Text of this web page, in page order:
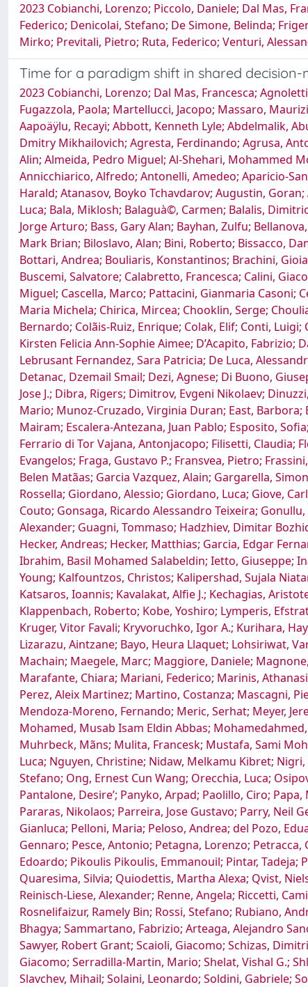
2023 Cobianchi, Lorenzo; Piccolo, Daniele; Dal Mas,
Federico; Denicolai, Stefano; De Simone, Belinda;
Mirko; Previtali, Pietro; Ruta, Federico; Venturi,
Time for a paradigm shift in shared
2023 Cobianchi, Lorenzo; Dal Mas, Francesca; Agnoletti, Vanni; Ansaloni, Luca; Biffl, Walter; Butturini, Giovanni; Campostrini, Stefano; Catena, Fausto; Denicolai, Stefano; Fugazzola, Paola; Martellucci, Jacopo; Massaro, Maurizio; Previtali, Pietro; Ruta, Federico; Venturi, Alessandro; Woltz, Sarah; Kaafarani, Haytham M.; Loftus, Tyler J.; Aapoäÿlu, Recayi; Abbott, Kenneth Lyle; Abdelmalik, Abubaker; Abebe, Nebyou Seyoum; Abu-Zidan, Fikri; Adam, Yousif Abdallah Yousif; Adamou, Harissou; Adamovich, Dmitry Mikhailovich; Agresta, Ferdinando; Agrusa, Antonino; Akin, Emrah; Alessiani, Mario; Alexandrino, Henrique; Bidoli, Chiara; Ali, Syed Muhammad; Mihai, Vasilescu Alin; Almeida, Pedro Miguel; Al-Shehari, Mohammed Mohammed; Altomare, Michele; Amico, Francesco; Ammendola, Michele; Andreuccetti, Jacopo; Anestiadou, Elissavet; Annicchiarico, Alfredo; Antonelli, Amedeo; Aparicio-Sanchez, Daniel; Ardito, Antonella; Argenio, Giulio; Arvieux, Catherine Claude; Arvieux, Catherine; Askevold, Ingolf Harald; Atanasov, Boyko Tchavdarov; Augustin, Goran; Awad, Selmy Sabry; Bacchiocchi, Giulia; Bagnoli, Carlo; Bahouth, Hany; Baili, Efstratia; Bains, Lovenish; Baiocchi, Gian Luca; Bala, Miklosh; Balaguà©, Carmen; Balalis, Dimitrios; Baldini, Edoardo; Baraket, Oussama; Baral, Suman; Barone, Mirko; Gonzãlez Barranquero, Alberto; Barreras, Jorge Arturo; Bass, Gary Alan; Bayhan, Zulfu; Bellanova, Giovanni; Ben-Ishay, Offir; Bert, Fabrizio; Bianchi, Valentina; Biancuzzi, Helena; Radulescu, Raluca Bievel; Bignell, Mark Brian; Biloslavo, Alan; Bini, Roberto; Bissacco, Daniele; Boati, Paoll; Boddaert, Guillaume; Bogdanic, Branko; Bombardini, Cristina; Bonavina, Luigi; Bonomo, Luca; Bottari, Andrea; Bouliaris, Konstantinos; Brachini, Gioia; Brillantino, Antonio; Brisinda, Giuseppe; Bulanauca, Maloni Mamada; Buonomo, Luis Antonio; Burcharth, Jakob; Buscemi, Salvatore; Calabretto, Francesca; Calini, Giacomo; Calu, Valentin; Campanile, Fabio Cesare; Campo Dall’Orto, Riccardo; Campos-Serra, Andrea; Carvas, Joao Miguel; Cascella, Marco; Pattacini, Gianmaria Casoni; Celentano, Valerio; Centonze, Danilo Corrado; Ceresoli, Marco; Chatzipetris, Dimitrios; Chessa, Antonella; Chiarello, Maria Michela; Chirica, Mircea; Chooklin, Serge; Chouliaras, Christos; Chowdhury, Sharfuddin; Cianci, Pasquale; Cillara, Nicola; Cimbanassi, Stefania; Cioffi, Stefano Piero Bernardo; Colãis-Ruiz, Enrique; Colak, Elif; Conti, Luigi; Coppola, Alessandro; de Sa, Tiago Correia; Costa, Silvia Dantas; Cozza, Valerio; Curro’, Giuseppe; Dabekaussen, Kirsten Felicia Ann-Sophie Aimee; D’Acapito, Fabrizio; Damaskos, Dimitrios; D’Ambrosio, Giancarlo; Das, Koray; Davies, Richard Justin; de Beaux, Andrew Charles; De Lebrusant Fernandez, Sara Patricia; De Luca, Alessandro; De Simone, Belinda; De Stefano, Francesca; Degrate, Luca; Demetrashvili, Zaza; Demetriades, Andreas Kyriacou; Detanac, Dzemail Smail; Dezi, Agnese; Di Buono, Giuseppe; Carlo, Isidoro-D. I.; Di Lascio, Pierpaolo; Di Martino, Marcello; Di Saverio, Salomone; Diaconescu, Bogdan; Diaz, Jose J.; Dibra, Rigers; Dimitrov, Evgeni Nikolaev; Dinuzzi, Vincenza Paola; Dios-Barbeito, Sandra; Diyani, Jehangir Farman Ali; Dogjani, Agron; Domanin,